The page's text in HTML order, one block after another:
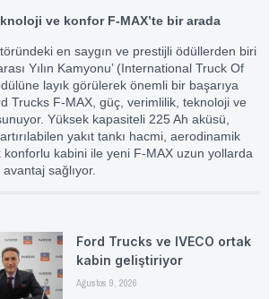
ve konfor F-MAX’te bir arada
en saygın ve prestijli ödüllerden biri
Yılın Kamyonu’ (International Truck Of
layık görülerek önemli bir başarıya
Trucks F-MAX, güç, verimlilik, teknoloji ve
Yüksek kapasiteli 225 Ah aküsü,
yakıt tankı hacmi, aerodinamik
konforlu kabini ile yeni F-MAX uzun yollarda
sağlıyor.
Ford Trucks ve IVECO ortak
kabin geliştiriyor
Ağustos 9, 2026